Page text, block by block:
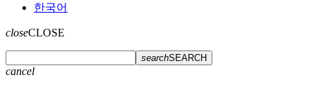
한국어
closeCLOSE
searchSEARCH
cancel